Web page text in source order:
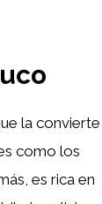
la convierte
como los
es rica en